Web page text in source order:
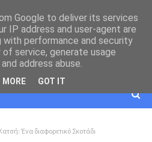
Ένα διαφορετικό Σκοτάδι
Google to deliver its services
IP address and user-agent are
with performance and security
service, generate usage
address abuse.
MORE GOT IT